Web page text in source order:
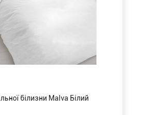
білизни Malva Білий